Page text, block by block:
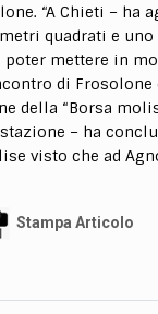
“A Chieti – ha
quadrati e uno
poter mettere in
di
della “Borsa
– ha
visto che ad
Stampa Articolo